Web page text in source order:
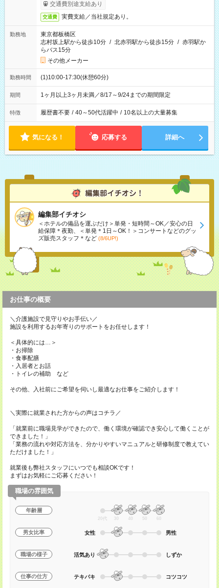
交通費別途支給あり
交通費 実費支給／当社規定あり。
勤務地
東京都板橋区
志村坂上駅から徒歩10分 / 北赤羽駅から徒歩15分 / 赤羽駅か
らバス15分
その他メーカー
勤務時間 (1)10:00-17:30(休憩60分)
期間 1ヶ月以上3ヶ月未満／8/17～9/24までの期間限定
特徴 履歴書不要 / 40～50代活躍中 / 10名以上の大量募集
気になる！ 応募する 詳細へ
編集部イチオシ
＜ホテルの備品を運ぶだけ＞単発・短時間～OK／安心の日
給保障＊夜勤、＜単発＊1日～OK！＞コンサートなどのグッ
ズ販売スタッフ＊など (8/6UP!)
お仕事の概要
＼介護施設で見守りやお手伝い／
施設を利用するお年寄りのサポートをお任せします！
＜具体的には…＞
・お掃除
・食事配膳
・入居者とお話
・トイレの補助 など
その他、入社前にご希望を伺いし最適なお仕事をご紹介します！
＼実際に就業された方からの声はコチラ／
「就業前に職場見学ができたので、働く環境が確認でき安心して働くことが
できました！」
「業務の流れや対応方法を、分かりやすいマニュアルと研修制度で教えてい
ただけました！」
就業後も弊社スタッフにいつでも相談OKです！
まずはお気軽にご応募ください！
職場の雰囲気
年齢層
20代 30 40 50 60
男女比率 女性 男性
職場の様子 活気あり しずか
仕事の仕方 テキパキ コツコツ